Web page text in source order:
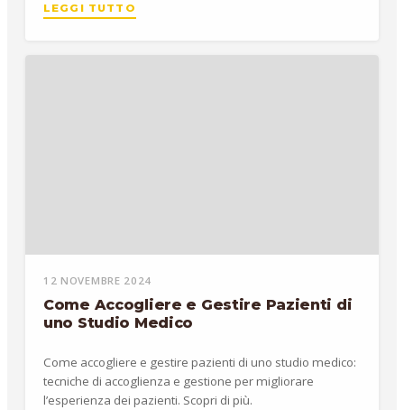
LEGGI TUTTO
12 NOVEMBRE 2024
Come Accogliere e Gestire Pazienti di
uno Studio Medico
Come accogliere e gestire pazienti di uno studio medico:
tecniche di accoglienza e gestione per migliorare
l’esperienza dei pazienti. Scopri di più.